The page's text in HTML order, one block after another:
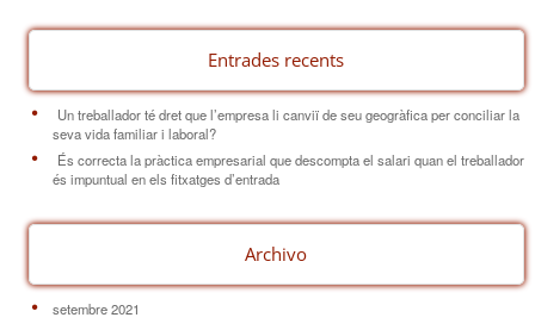
Entrades recents
Un treballador té dret que l’empresa li canviï de seu geogràfica per conciliar la
seva vida familiar i laboral?
És correcta la pràctica empresarial que descompta el salari quan el treballador
és impuntual en els fitxatges d’entrada
Archivo
setembre 2021